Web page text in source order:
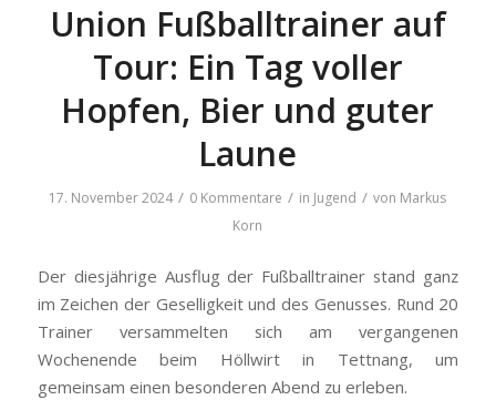
Union Fußballtrainer auf
Tour: Ein Tag voller
Hopfen, Bier und guter
Laune
17. November 2024 / 0 Kommentare / in Jugend / von Markus
Korn
Der diesjährige Ausflug der Fußballtrainer stand ganz
im Zeichen der Geselligkeit und des Genusses. Rund 20
Trainer versammelten sich am vergangenen
Wochenende beim Höllwirt in Tettnang, um
gemeinsam einen besonderen Abend zu erleben.